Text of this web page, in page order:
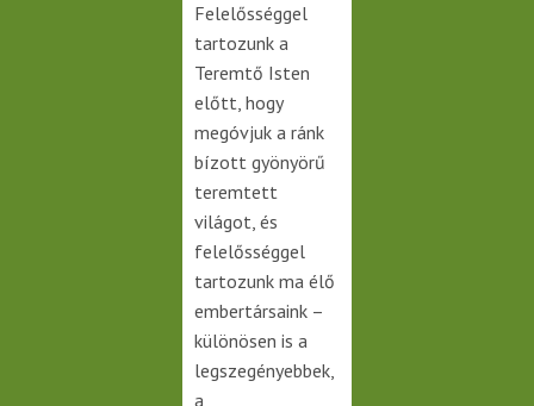
Felelősséggel
tartozunk a
Teremtő Isten
előtt, hogy
megóvjuk a ránk
bízott gyönyörű
teremtett
világot, és
felelősséggel
tartozunk ma élő
embertársaink –
különösen is a
legszegényebbek,
a